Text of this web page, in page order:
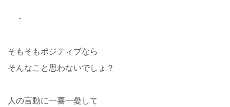
・
そもそもポジティブなら
そんなこと思わないでしょ？
人の言動に一喜一憂して